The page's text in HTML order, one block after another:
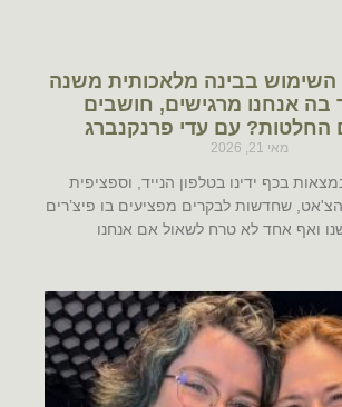
איך השימוש בבינה מלאכותית משנה
בה אנחנו מרגישים, חושבים
החלטות? עם עדי פרנקנברג
מאי 21, 2026
בכף ידינו בטלפון הנייד, וספציפית
שחדשות לבקרים מפציעים בו פיצ’רים
ואף אחד לא טרח לשאול אם אנחנו